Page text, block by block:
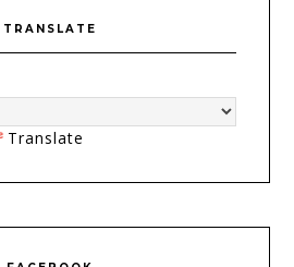
TRANSLATE
Translate